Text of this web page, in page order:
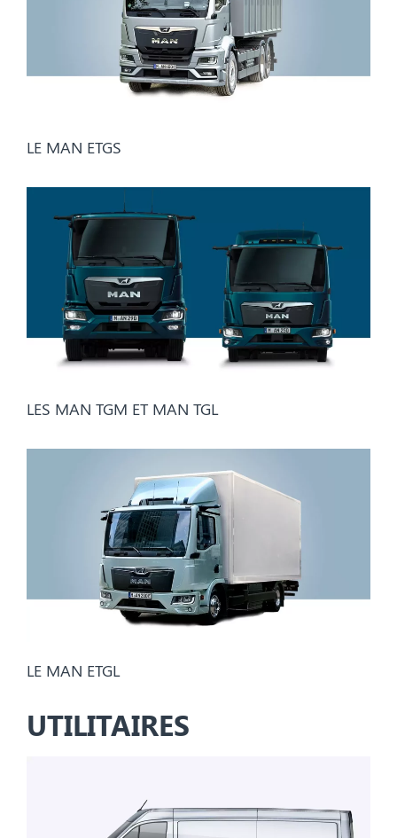
LE MAN ETGS
LES MAN TGM ET MAN TGL
LE MAN ETGL
UTILITAIRES